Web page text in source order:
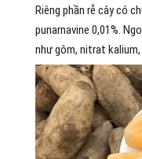
Riêng phần rễ cây có
punarnavine 0,01%.
như gôm, nitrat kalium,